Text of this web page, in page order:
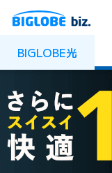
BIGLOBE光